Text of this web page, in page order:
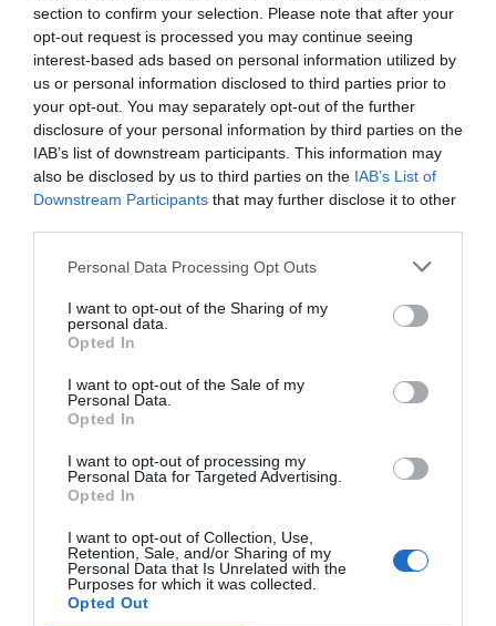
section to confirm your selection. Please note that after your
opt-out request is processed you may continue seeing
interest-based ads based on personal information utilized by
us or personal information disclosed to third parties prior to
your opt-out. You may separately opt-out of the further
disclosure of your personal information by third parties on the
IAB’s list of downstream participants. This information may
also be disclosed by us to third parties on the IAB’s List of
Downstream Participants that may further disclose it to other
Personal Data Processing Opt Outs
I want to opt-out of the Sharing of my
personal data.
Opted In
I want to opt-out of the Sale of my
Personal Data.
Opted In
I want to opt-out of processing my
Personal Data for Targeted Advertising.
Opted In
I want to opt-out of Collection, Use,
Retention, Sale, and/or Sharing of my
Personal Data that Is Unrelated with the
Purposes for which it was collected.
Opted Out
Ez a projekt mindkét oldalról annyira sikeres volt, hogy a
sofőrök velünk maradtak, és állando szerzödésben
részesültek.
KEDVENCEKHEZ ADOM!
JELENTKEZEM AZ ÁLLÁSRA!
Az állás áttekintése
Nettó fizetés
3000 - 0 / hó
Munkavégzés
Külföld
Foglalkoztatás jellege